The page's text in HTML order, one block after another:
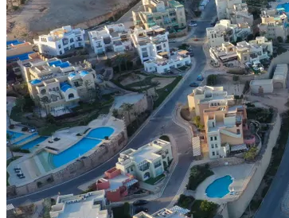
Cultura y ocio